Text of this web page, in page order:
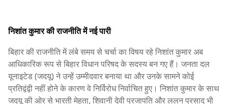
निशांत कुमार की राजनीति में नई पारी
बिहार की राजनीति में लंबे समय से चर्चा का विषय रहे निशांत कुमार अब
आधिकारिक रूप से बिहार विधान परिषद के सदस्य बन गए हैं। जनता दल
यूनाइटेड (जदयू) ने उन्हें उम्मीदवार बनाया था और उनके सामने कोई
प्रतिद्वंद्वी नहीं होने के कारण वे निर्विरोध निर्वाचित हुए। निशांत कुमार के साथ
जदयू की ओर से भारती मेहता, शिवानी देवी प्रजापति और ललन प्रसाद भी